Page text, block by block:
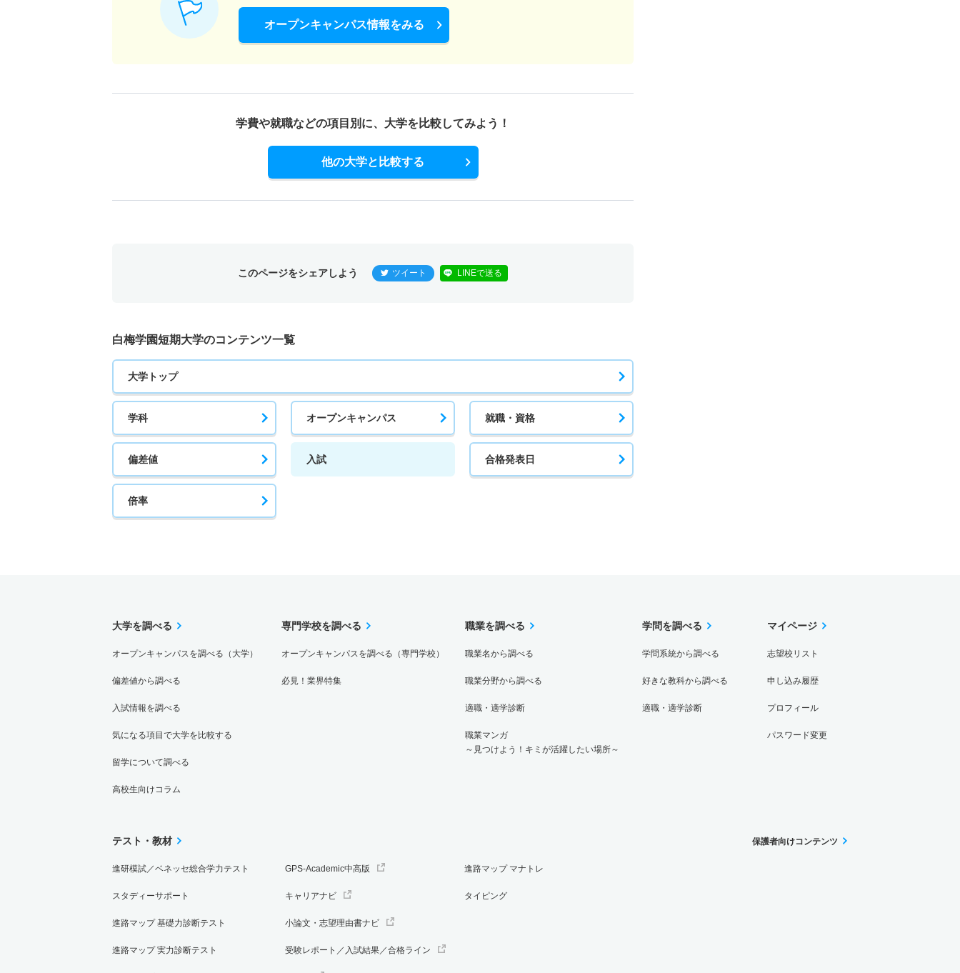
オープンキャンパス情報をみる
学費や就職などの項目別に、 大学を比較してみよう！
他の大学と比較する
このページをシェアしよう ツイート LINEで送る
白梅学園短期大学のコンテンツ一覧
大学トップ
学科 オープンキャンパス 就職・資格
偏差値 入試 合格発表日
倍率
大学を調べる
オープンキャンパスを調べる（大学）
偏差値から調べる
入試情報を調べる
気になる項目で大学を比較する
留学について調べる
高校生向けコラム
専門学校を調べる
オープンキャンパスを調べる（専門学校）
必見！業界特集
職業を調べる
職業名から調べる
職業分野から調べる
適職・適学診断
職業マンガ
～見つけよう！キミが活躍したい場所～
学問を調べる
学問系統から調べる
好きな教科から調べる
適職・適学診断
マイページ
志望校リスト
申し込み履歴
プロフィール
パスワード変更
テスト・教材
進研模試／ベネッセ総合学力テスト
スタディーサポート
進路マップ 基礎力診断テスト
進路マップ 実力診断テスト
GPS-Academic中高版
キャリアナビ
小論文・志望理由書ナビ
受験レポート／入試結果／合格ライン
進路マップ マナトレ
タイピング
保護者向けコンテンツ